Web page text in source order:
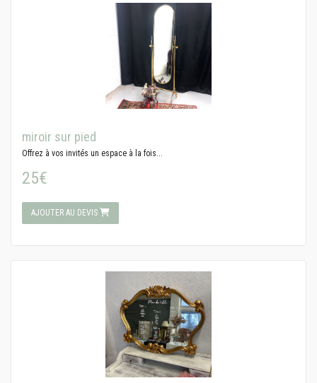
miroir sur pied
Offrez à vos invités un espace à la fois...
25€
AJOUTER AU DEVIS